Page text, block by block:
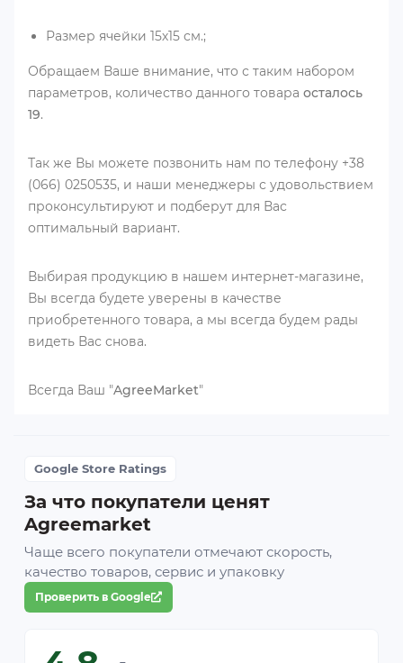
Размер ячейки 15х15 см.;
Обращаем Ваше внимание, что с таким набором
параметров, количество данного товара осталось
19.
Так же Вы можете позвонить нам по телефону +38
(066) 0250535, и наши менеджеры с удовольствием
проконсультируют и подберут для Вас
оптимальный вариант.
Выбирая продукцию в нашем интернет-магазине,
Вы всегда будете уверены в качестве
приобретенного товара, а мы всегда будем рады
видеть Вас снова.
Всегда Ваш "AgreeMarket"
Google Store Ratings
За что покупатели ценят
Agreemarket
Чаще всего покупатели отмечают скорость,
качество товаров, сервис и упаковку
Проверить в Google